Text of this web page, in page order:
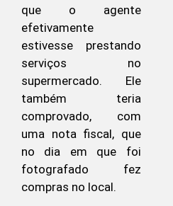
que o agente
efetivamente
estivesse prestando
serviços no
supermercado. Ele
também teria
comprovado, com
uma nota fiscal, que
no dia em que foi
fotografado fez
compras no local.